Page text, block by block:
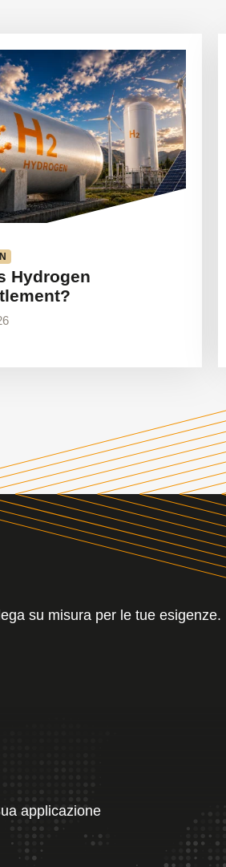
Hydrogen
su misura per le tue esigenze.
applicazione